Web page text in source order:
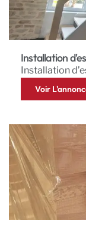
Installation
Installation
Voir